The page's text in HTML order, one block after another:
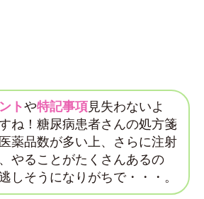
トや特記事項見失わないよ
ね！糖尿病患者さんの処方箋
薬品数が多い上、さらに注射
やることがたくさんあるの
しそうになりがちで・・・。